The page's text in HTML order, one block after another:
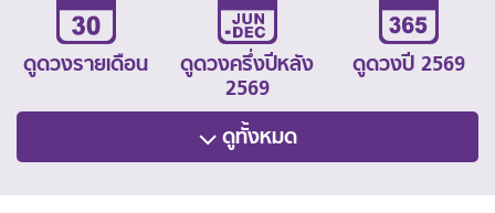
ดูดวงรายเดือน
ดูดวงครึ่งปีหลัง
2569
ดูดวงปี 2569
ดูทั้งหมด